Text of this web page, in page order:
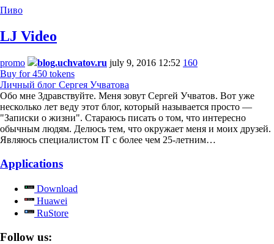
Пиво
LJ Video
promo blog.uchvatov.ru july 9, 2016 12:52 160
Buy for 450 tokens
Личный блог Сергея Учватова
Обо мне Здравствуйте. Меня зовут Сергей Учватов. Вот уже
несколько лет веду этот блог, который называется просто —
"Записки о жизни". Стараюсь писать о том, что интересно
обычным людям. Делюсь тем, что окружает меня и моих друзей.
Являюсь специалистом IT с более чем 25-летним…
Applications
Download
Huawei
RuStore
Follow us: